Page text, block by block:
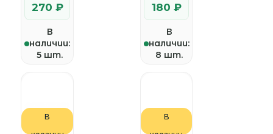
270 ₽
В
наличии:
5 шт.
180 ₽
В
наличии:
8 шт.
В
В